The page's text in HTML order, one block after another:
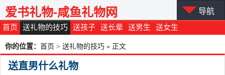
首页 送礼物的技巧 送孩子 送长辈 送男生 送女生
爱书礼物-咸鱼礼物网 导航
你的位置： 首页 > 送礼物的技巧 » 正文
送直男什么礼物